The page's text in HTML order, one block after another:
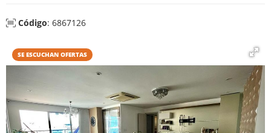
Código: 6867126
SE ESCUCHAN OFERTAS